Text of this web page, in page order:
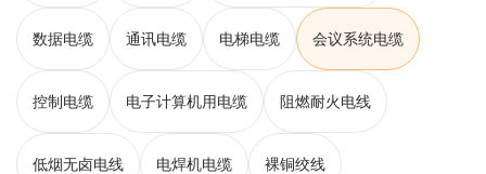
数据电缆 通讯电缆 电梯电缆 会议系统电缆
控制电缆 电子计算机用电缆 阻燃耐火电线
低烟无卤电线 电焊机电缆 裸铜绞线